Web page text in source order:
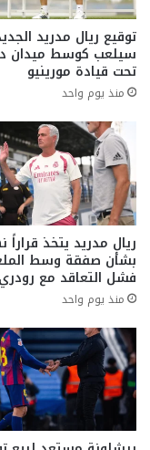
توقيع ريال مدريد
سيلعب كوسط ميدان
تحت قيادة مورينيو
منذ يوم واحد
ريال مدريد يتخذ قراراً
بشأن صفقة وسط
فشل التعاقد مع رودري
منذ يوم واحد